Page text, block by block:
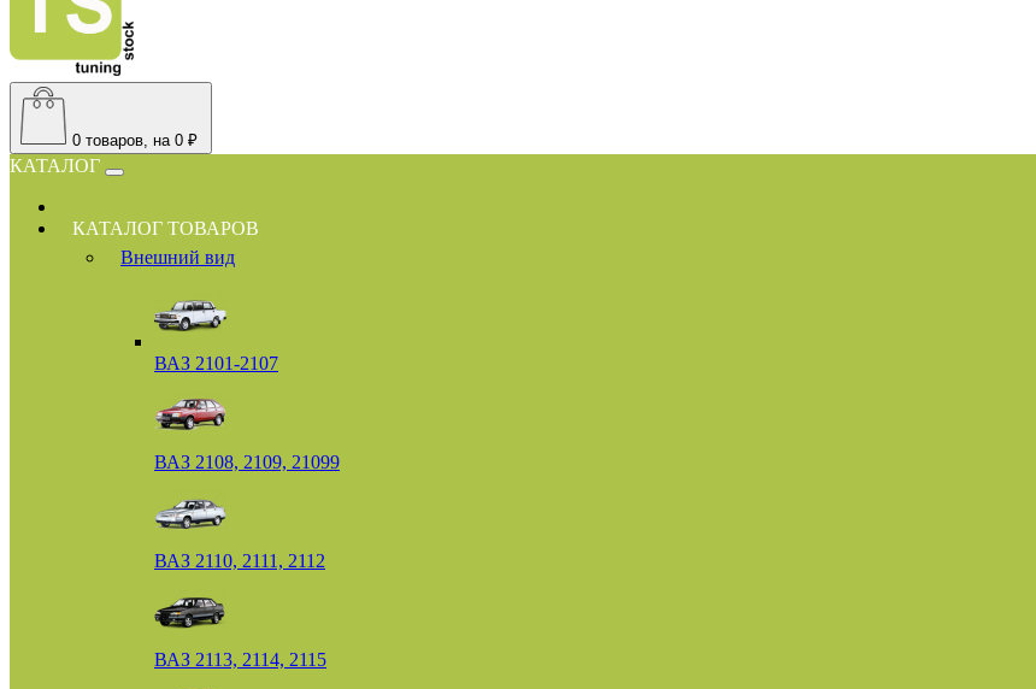
0 товаров, на 0 ₽
КАТАЛОГ
КАТАЛОГ ТОВАРОВ
Внешний вид
ВАЗ 2101-2107
ВАЗ 2108, 2109, 21099
ВАЗ 2110, 2111, 2112
ВАЗ 2113, 2114, 2115